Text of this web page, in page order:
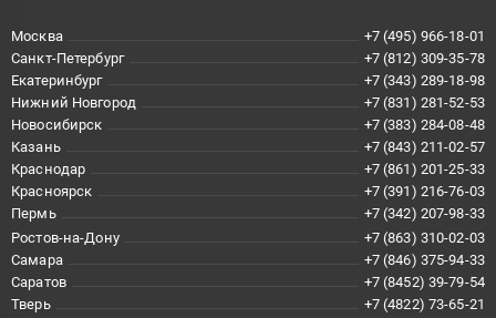
Москва
+7 (495) 966-18-01
Санкт-Петербург
+7 (812) 309-35-78
Екатеринбург
+7 (343) 289-18-98
Нижний Новгород
+7 (831) 281-52-53
Новосибирск
+7 (383) 284-08-48
Казань
+7 (843) 211-02-57
Краснодар
+7 (861) 201-25-33
Красноярск
+7 (391) 216-76-03
Пермь
+7 (342) 207-98-33
Ростов-на-Дону
+7 (863) 310-02-03
Самара
+7 (846) 375-94-33
Саратов
+7 (8452) 39-79-54
Тверь
+7 (4822) 73-65-21